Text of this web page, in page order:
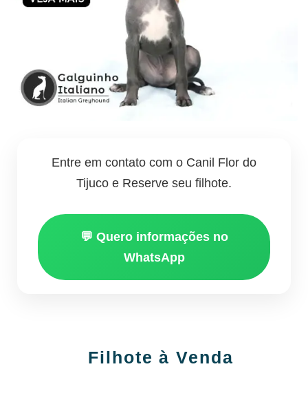
Entre em contato com o Canil Flor do
Tijuco e Reserve seu filhote.
💬 Quero informações no
WhatsApp
Filhote à Venda